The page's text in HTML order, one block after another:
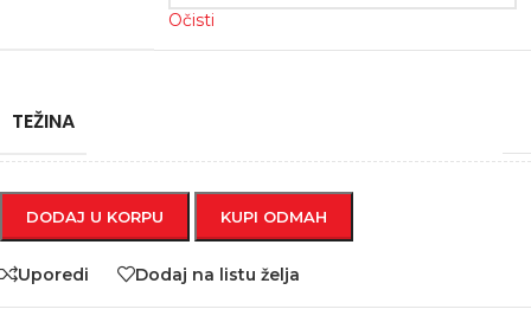
Očisti
TEŽINA
DODAJ U KORPU KUPI ODMAH
Uporedi Dodaj na listu želja